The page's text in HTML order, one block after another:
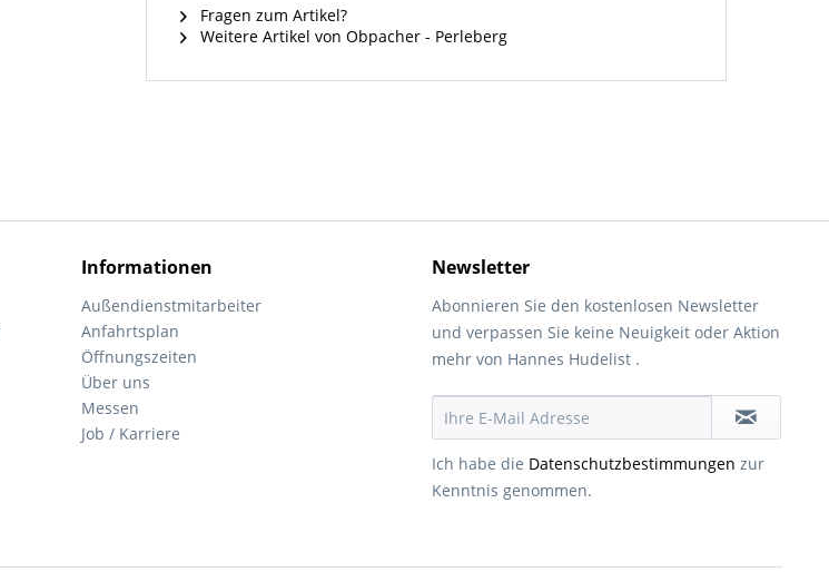
Fragen zum Artikel?
Weitere Artikel von Obpacher - Perleberg
Informationen
Außendienstmitarbeiter
Anfahrtsplan
Öffnungszeiten
Über uns
Messen
Job / Karriere
Newsletter
Abonnieren Sie den kostenlosen Newsletter
und verpassen Sie keine Neuigkeit oder Aktion
mehr von Hannes Hudelist .
Ich habe die Datenschutzbestimmungen zur
Kenntnis genommen.